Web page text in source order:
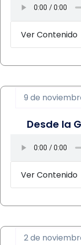
Ver Contenido
9 de
Desde la
Ver Contenido
2 de